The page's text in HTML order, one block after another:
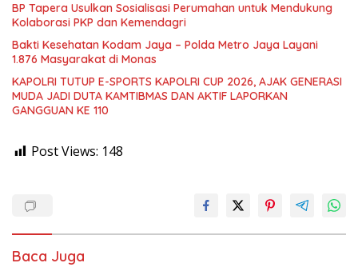
BP Tapera Usulkan Sosialisasi Perumahan untuk Mendukung
Kolaborasi PKP dan Kemendagri
Bakti Kesehatan Kodam Jaya – Polda Metro Jaya Layani
1.876 Masyarakat di Monas
KAPOLRI TUTUP E-SPORTS KAPOLRI CUP 2026, AJAK GENERASI
MUDA JADI DUTA KAMTIBMAS DAN AKTIF LAPORKAN
GANGGUAN KE 110
Post Views: 148
Baca Juga